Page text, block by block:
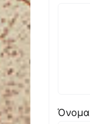
Όνομα